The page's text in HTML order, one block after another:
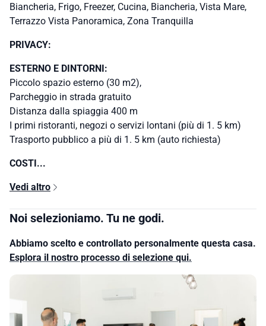
Biancheria, Frigo, Freezer, Cucina, Biancheria, Vista Mare,
Terrazzo Vista Panoramica, Zona Tranquilla
PRIVACY:
ESTERNO E DINTORNI:
Piccolo spazio esterno (30 m2),
Parcheggio in strada gratuito
Distanza dalla spiaggia 400 m
I primi ristoranti, negozi o servizi lontani (più di 1. 5 km)
Trasporto pubblico a più di 1. 5 km (auto richiesta)
COSTI...
Vedi altro
Noi selezioniamo. Tu ne godi.
Abbiamo scelto e controllato personalmente questa casa.
Esplora il nostro processo di selezione qui.